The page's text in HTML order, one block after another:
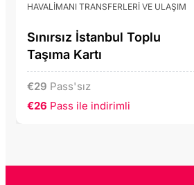
HAVALIMANI TRANSFERLERI VE ULAŞIM
Sınırsız İstanbul Toplu
Taşıma Kartı
€29 Pass'sız
€26 Pass ile indirimli